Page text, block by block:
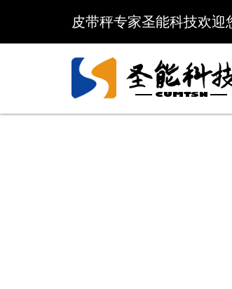
皮带秤专家圣能科技欢